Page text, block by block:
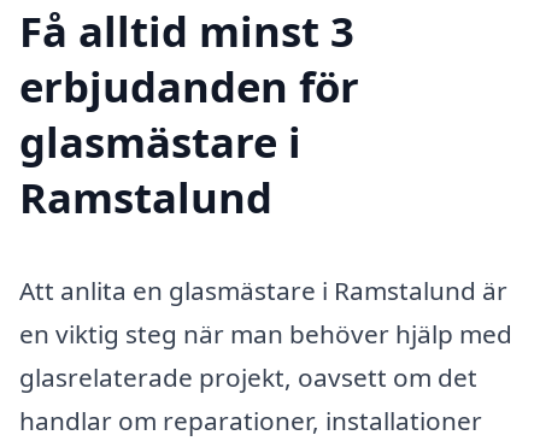
Få alltid minst 3
erbjudanden för
glasmästare i
Ramstalund
Att anlita en glasmästare i Ramstalund är
en viktig steg när man behöver hjälp med
glasrelaterade projekt, oavsett om det
handlar om reparationer, installationer